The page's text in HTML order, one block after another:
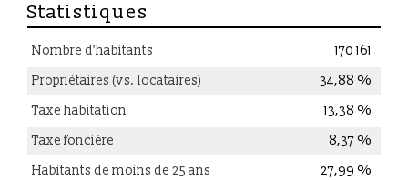
Statistiques
Nombre d'habitants
170 161
Propriétaires (vs. locataires)
34,88 %
Taxe habitation
13,38 %
Taxe foncière
8,37 %
Habitants de moins de 25 ans
27,99 %